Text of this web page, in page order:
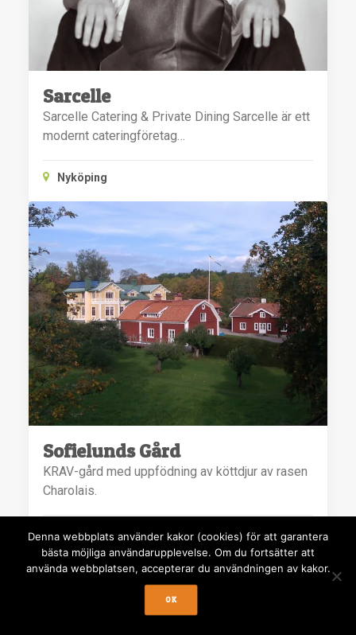
Sarcelle
Sarcelle Catering & Private Dining Sarcelle är ett
modernt cateringföretag…
Nyköping
Sofielunds Gård
KRAV-gård med uppfödning av köttdjur av rasen
Charolais.
Flen
Denna webbplats använder kakor (cookies) för att garantera
bästa möjliga användarupplevelse. Om du fortsätter att
använda webbplatsen, accepterar du användningen av kakor.
OK